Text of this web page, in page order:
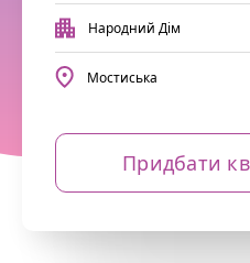
Народний Дім
Мостиська
Придбати